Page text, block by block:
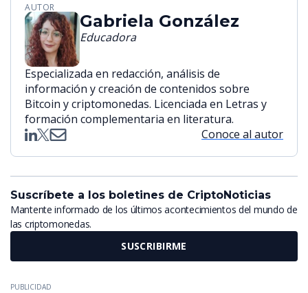
AUTOR
Gabriela González
Educadora
Especializada en redacción, análisis de
información y creación de contenidos sobre
Bitcoin y criptomonedas. Licenciada en Letras y
formación complementaria en literatura.
Conoce al autor
Suscríbete a los boletines de CriptoNoticias
Mantente informado de los últimos acontecimientos del mundo de
las criptomonedas.
SUSCRIBIRME
PUBLICIDAD